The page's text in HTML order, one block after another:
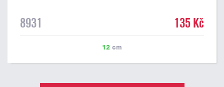
8931 135 Kč
12 cm